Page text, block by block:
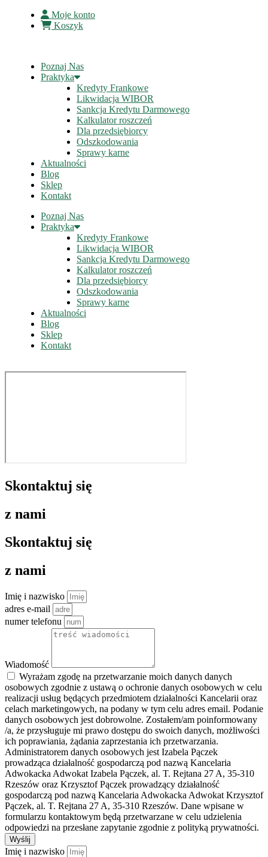
Moje konto
Koszyk
Poznaj Nas
Praktyka
Kredyty Frankowe
Likwidacja WIBOR
Sankcja Kredytu Darmowego
Kalkulator roszczeń
Dla przedsiębiorcy
Odszkodowania
Sprawy karne
Aktualności
Blog
Sklep
Kontakt
Poznaj Nas
Praktyka
Kredyty Frankowe
Likwidacja WIBOR
Sankcja Kredytu Darmowego
Kalkulator roszczeń
Dla przedsiębiorcy
Odszkodowania
Sprawy karne
Aktualności
Blog
Sklep
Kontakt
Skontaktuj się
z nami
Skontaktuj się
z nami
Imię i nazwisko
adres e-mail
numer telefonu
Wiadomość
Wyrażam zgodę na przetwarzanie moich danych danych
osobowych zgodnie z ustawą o ochronie danych osobowych w celu
realizacji usług będących przedmiotem działalności Kancelarii oraz
celach marketingowych, na podany w tym celu adres email. Podanie
danych osobowych jest dobrowolne. Zostałem/am poinformowany
/a, że przysługuje mi prawo dostępu do swoich danych, możliwości
ich poprawiania, żądania zaprzestania ich przetwarzania.
Administratorem danych osobowych jest Izabela Pączek
prowadząca działalność gospodarczą pod nazwą Kancelaria
Adwokacka Adwokat Izabela Pączek, al. T. Rejtana 27 A, 35-310
Rzeszów oraz Krzysztof Pączek prowadzący działalność
gospodarczą pod nazwą Kancelaria Adwokacka Adwokat Krzysztof
Pączek, al. T. Rejtana 27 A, 35-310 Rzeszów. Dane wpisane w
formularzu kontaktowym będą przetwarzane w celu udzielenia
odpowiedzi na przesłane zapytanie zgodnie z polityką prywatności.
Wyślij
Imię i nazwisko